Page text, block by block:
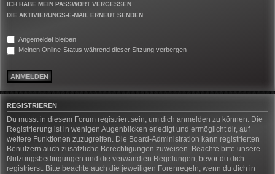
ICH HABE MEIN PASSWORT VERGESSEN
DIE AKTIVIERUNGS-E-MAIL ERNEUT SENDEN
Angemeldet bleiben
Meinen Online-Status während dieser Sitzung verbergen
REGISTRIEREN
Du musst in diesem Forum registriert sein, um dich anmelden zu können. Die
Registrierung ist in wenigen Augenblicken erledigt und ermöglicht dir, auf
weitere Funktionen zuzugreifen. Die Board-Administration kann registrierten
Benutzern auch zusätzliche Berechtigungen zuweisen. Beachte bitte unsere
Nutzungsbedingungen und die verwandten Regelungen, bevor du dich
registrierst. Bitte beachte auch die jeweiligen Forenregeln, wenn du dich in